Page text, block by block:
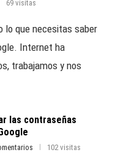
69 visitas
lo que necesitas saber
Internet ha
trabajamos y nos
las contraseñas
102 visitas